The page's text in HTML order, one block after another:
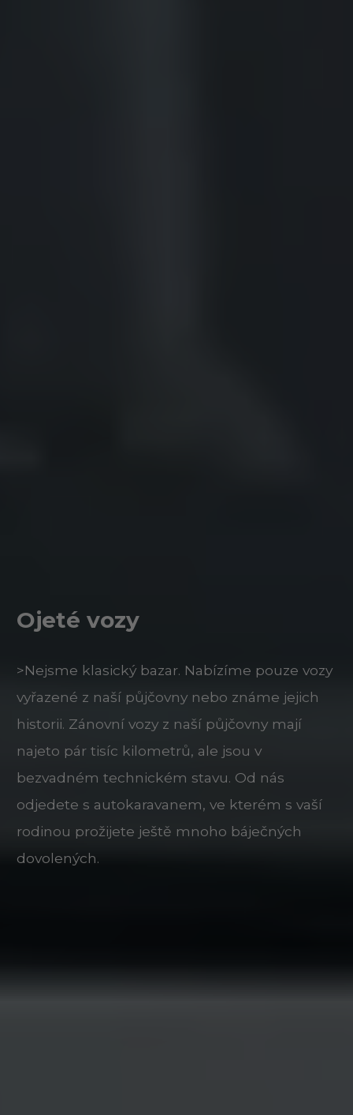
Ojeté vozy
>Nejsme klasický bazar. Nabízíme pouze vozy
vyřazené z naší půjčovny nebo známe jejich
historii. Zánovní vozy z naší půjčovny mají
najeto pár tisíc kilometrů, ale jsou v
bezvadném technickém stavu. Od nás
odjedete s autokaravanem, ve kterém s vaší
rodinou prožijete ještě mnoho báječných
dovolených.